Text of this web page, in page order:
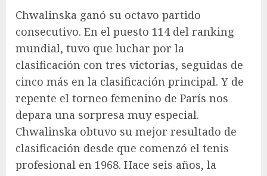
Chwalinska ganó su octavo partido
consecutivo. En el puesto 114 del ranking
mundial, tuvo que luchar por la
clasificación con tres victorias, seguidas de
cinco más en la clasificación principal. Y de
repente el torneo femenino de París nos
depara una sorpresa muy especial.
Chwalinska obtuvo su mejor resultado de
clasificación desde que comenzó el tenis
profesional en 1968. Hace seis años, la